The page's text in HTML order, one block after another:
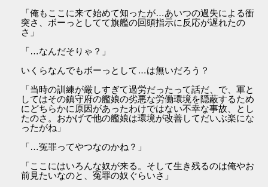
「俺もここに来て始めて知ったが…あいつの過失による衝
突さ、ボーっとしてて旗艦の回頭指示に反応が遅れたの
さ」
「…なんだそりゃ？」
いくらなんでもボーっとして…は無いだろう？
「当時の訓練が厳しすぎて過労だったって話だ、で、軍と
してはその鎮守府の艦娘の劣悪な労働環境を隠蔽するため
にどちらかに原因があったわけではない不幸な事故、とし
たのさ。おかげで他の艦娘は環境が改善してだいぶ楽にな
ったがね」
「…冤罪ってやつなのかね？」
「ここにはいろんな奴が来る。そして生き残るのは俺やお
前見たいなのと、冤罪の奴ぐらいさ」